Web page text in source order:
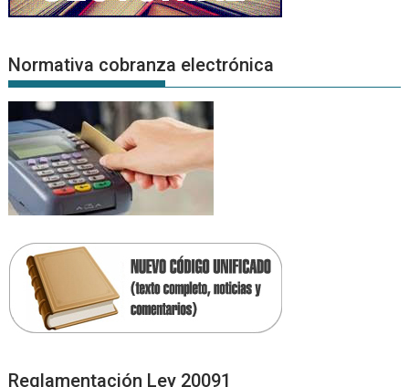
Normativa cobranza electrónica
Reglamentación Ley 20091